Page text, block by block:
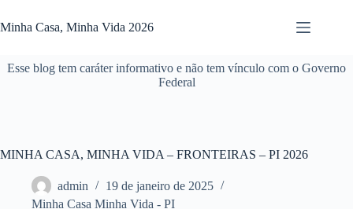
para
o
Minha Casa, Minha Vida 2026
Esse blog tem caráter informativo e não tem vínculo com o Governo
Federal
MINHA CASA, MINHA VIDA – FRONTEIRAS – PI 2026
admin
19 de janeiro de 2025
Minha Casa Minha Vida - PI